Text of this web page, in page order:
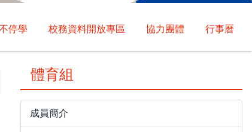
停學 校務資料開放專區 協力團體 行事曆
體育組
成員簡介